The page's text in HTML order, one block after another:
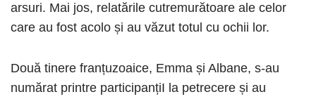
arsuri. Mai jos, relatările cutremurătoare ale celor
care au fost acolo și au văzut totul cu ochii lor.
Două tinere franțuzoaice, Emma și Albane, s-au
numărat printre participanțiI la petrecere și au